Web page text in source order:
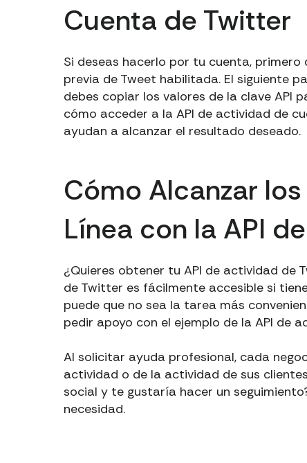
Cuenta de Twitter
Si deseas hacerlo por tu cuenta,
previa de Tweet habilitada. El siguiente
debes copiar los valores de la clave API
cómo acceder a la API de actividad de
ayudan a alcanzar el resultado deseado.
Cómo Alcanzar
Línea con la API
¿Quieres obtener tu API de actividad de
de Twitter es fácilmente accesible si
puede que no sea la tarea más
pedir apoyo con el ejemplo de la API de
Al solicitar ayuda profesional, cada
actividad o de la actividad de sus
social y te gustaría hacer un
necesidad.